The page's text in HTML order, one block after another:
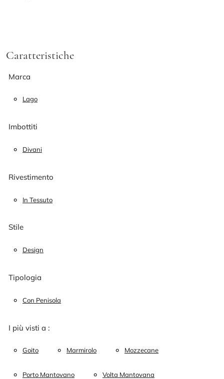
Caratteristiche
Marca
Lago
Imbottiti
Divani
Rivestimento
In Tessuto
Stile
Design
Tipologia
Con Penisola
I più visti a :
Goito Marmirolo Mozzecane
Porto Mantovano Volta Mantovana